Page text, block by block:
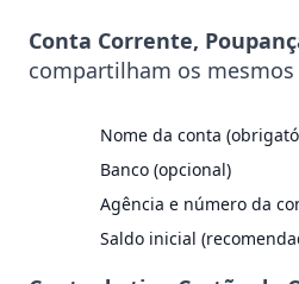
Conta Corrente,
compartilham os mesmos
Nome da conta
Banco (opcional)
Agência e número da
Saldo inicial